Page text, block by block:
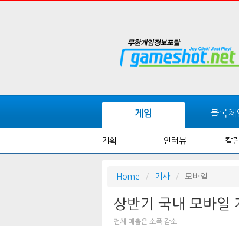
게임 블록체
기획 인터뷰 칼럼
Home 기사 모바일
상반기 국내 모바일
전체 매출은 소폭 감소